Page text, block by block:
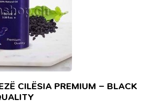
CILËSIA PREMIUM – BLACK